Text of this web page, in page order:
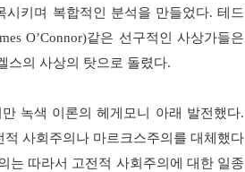
시키며 복합적인 분석을 만들었다.테드
O’Connor)같은 선구적인 사상가들은
스의 사상의 탓으로 돌렸다.
녹색 이론의 헤게모니 아래 발전했다.
사회주의나 마르크스주의를 대체했다
는 따라서 고전적 사회주의에 대한 일종